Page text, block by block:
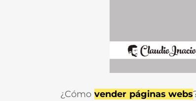
¿Cómo vender páginas webs